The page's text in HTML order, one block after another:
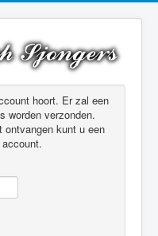
hoort. Er zal een
worden verzonden.
ontvangen kunt u een